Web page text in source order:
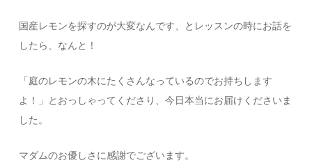
国産レモンを探すのが大変なんです、とレッスンの時にお話を
したら、なんと！
「庭のレモンの木にたくさんなっているのでお持ちします
よ！」とおっしゃってくださり、今日本当にお届けくださいま
した。
マダムのお優しさに感謝でございます。